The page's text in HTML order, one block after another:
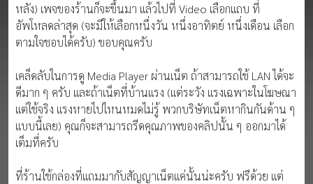
หลัง) เพจของร้านก็จะขึ้นมา แล้วไปที่ Video เลือกแถบ ที่
อัพโหลดล่าสุด (จะมีให้เลือกหนึ่งวัน หนึ่งอาทิตย์ หนึ่งเดือน เลือก
ตามใจชอบได้ครับ) ขอบคุณครับ
เคล็ดลับในการดู Media Player ผ่านเน็ต ถ้าสามารถใช้ LAN ได้จะ
ดีมาก ๆ ครับ และถ้าเน็ตที่บ้านแรง (แต่ระวัง แรงเฉพาะในโฆษณา
แต่ใช้จริง แรงหายไปไหนหมดไม่รู้ พวกบริษัทเน็ตหากินกันด้าน ๆ
แบบนี้เลย) คุณก็จะสามารถรีดคุณภาพของคลิปนั้น ๆ ออกมาได้
เต็มที่ครับ
ที่ร้านใช้กล่องที่แถมมากับสัญญาเน็ตแค่นั้นน่ะครับ ฟรีด้วย แต่